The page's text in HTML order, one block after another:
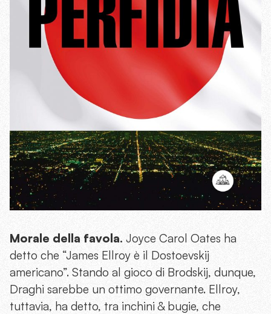
Morale della favola. Joyce Carol Oates ha
detto che “James Ellroy è il Dostoevskij
americano”. Stando al gioco di Brodskij, dunque,
Draghi sarebbe un ottimo governante. Ellroy,
tuttavia, ha detto, tra inchini & bugie, che